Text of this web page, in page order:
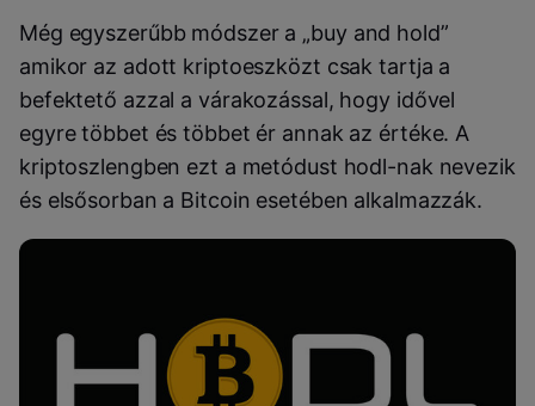
Még egyszerűbb módszer a „buy and hold”
amikor az adott kriptoeszközt csak tartja a
befektető azzal a várakozással, hogy idővel
egyre többet és többet ér annak az értéke. A
kriptoszlengben ezt a metódust hodl-nak nevezik
és elsősorban a Bitcoin esetében alkalmazzák.